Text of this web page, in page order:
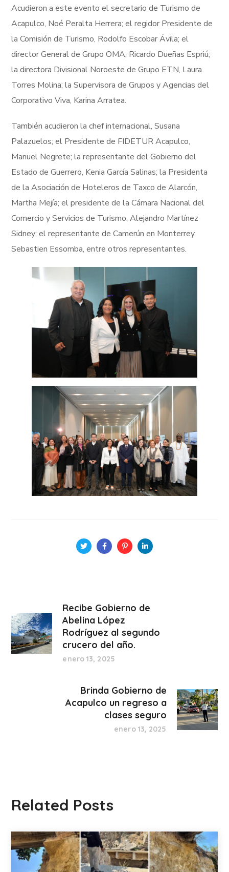
Acudieron a este evento el secretario de Turismo de
Acapulco, Noé Peralta Herrera; el regidor Presidente de
la Comisión de Turismo, Rodolfo Escobar Ávila; el
director General de Grupo OMA, Ricardo Dueñas Espriú;
la directora Divisional Noroeste de Grupo ETN, Laura
Torres Molina; la Supervisora de Grupos y Agencias del
Corporativo Viva, Karina Arratea.
También acudieron la chef internacional, Susana
Palazuelos; el Presidente de FIDETUR Acapulco,
Manuel Negrete; la representante del Gobierno del
Estado de Guerrero, Kenia García Salinas; la Presidenta
de la Asociación de Hoteleros de Taxco de Alarcón,
Martha Mejía; el presidente de la Cámara Nacional del
Comercio y Servicios de Turismo, Alejandro Martínez
Sidney; el representante de Camerún en Monterrey,
Sebastien Essomba, entre otros representantes.
Recibe Gobierno de
Abelina López
Rodríguez al segundo
crucero del año.
enero 13, 2025
Brinda Gobierno de
Acapulco un regreso a
clases seguro
enero 13, 2025
Related Posts